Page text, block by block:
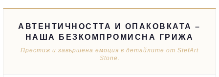
АВТЕНТИЧНОСТТА И ОПАКОВКАТА –
НАША БЕЗКОМПРОМИСНА ГРИЖА
Престиж и завършена емоция в детайлите от StefArt
Stone.